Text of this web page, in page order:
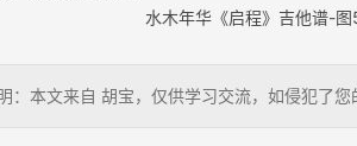
水木年华《启程》吉他谱-图
本文来自 胡宝，仅供学习交流，如侵犯了您